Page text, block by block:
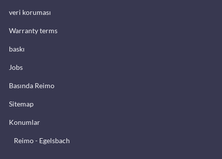
veri koruması
Warranty terms
baskı
Jobs
Basında Reimo
Sitemap
Konumlar
Reimo - Egelsbach